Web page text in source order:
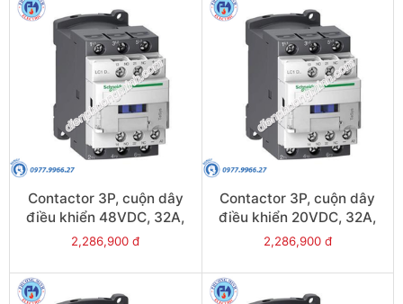
Contactor 3P, cuộn dây
điều khiển 48VDC, 32A,
1N/O, 1N/C - Model
2,286,900 đ
Contactor 3P, cuộn dây
điều khiển 20VDC, 32A,
1N/O, 1N/C - Model
2,286,900 đ